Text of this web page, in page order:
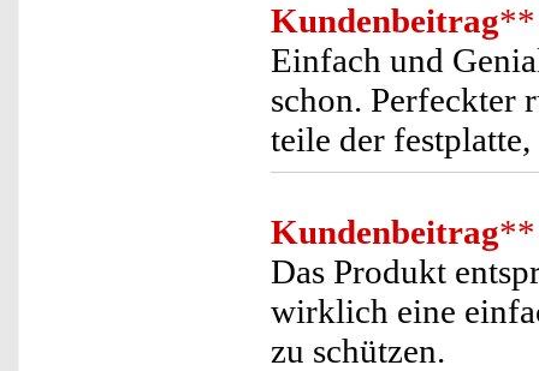
Kundenbeitrag**
Einfach und
schon. Perfeckter
teile der
Kundenbeitrag**
Das Produkt
wirklich eine
zu schützen.